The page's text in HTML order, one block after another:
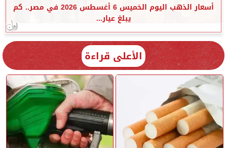
أسعار الذهب اليوم الخميس 6 أغسطس 2026 في مصر.. كم
يبلغ عيار...
الأعلى قراءة